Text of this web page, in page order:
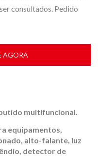
consultados. Pedido
AGORA
multifuncional.
equipamentos,
alto-falante, luz
detector de